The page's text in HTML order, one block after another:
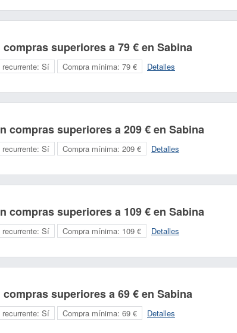
superiores a 79 € en Sabina
Sí Compra mínima: 79 € Detalles
compras superiores a 209 € en Sabina
Sí Compra mínima: 209 € Detalles
compras superiores a 109 € en Sabina
Sí Compra mínima: 109 € Detalles
superiores a 69 € en Sabina
Sí Compra mínima: 69 € Detalles